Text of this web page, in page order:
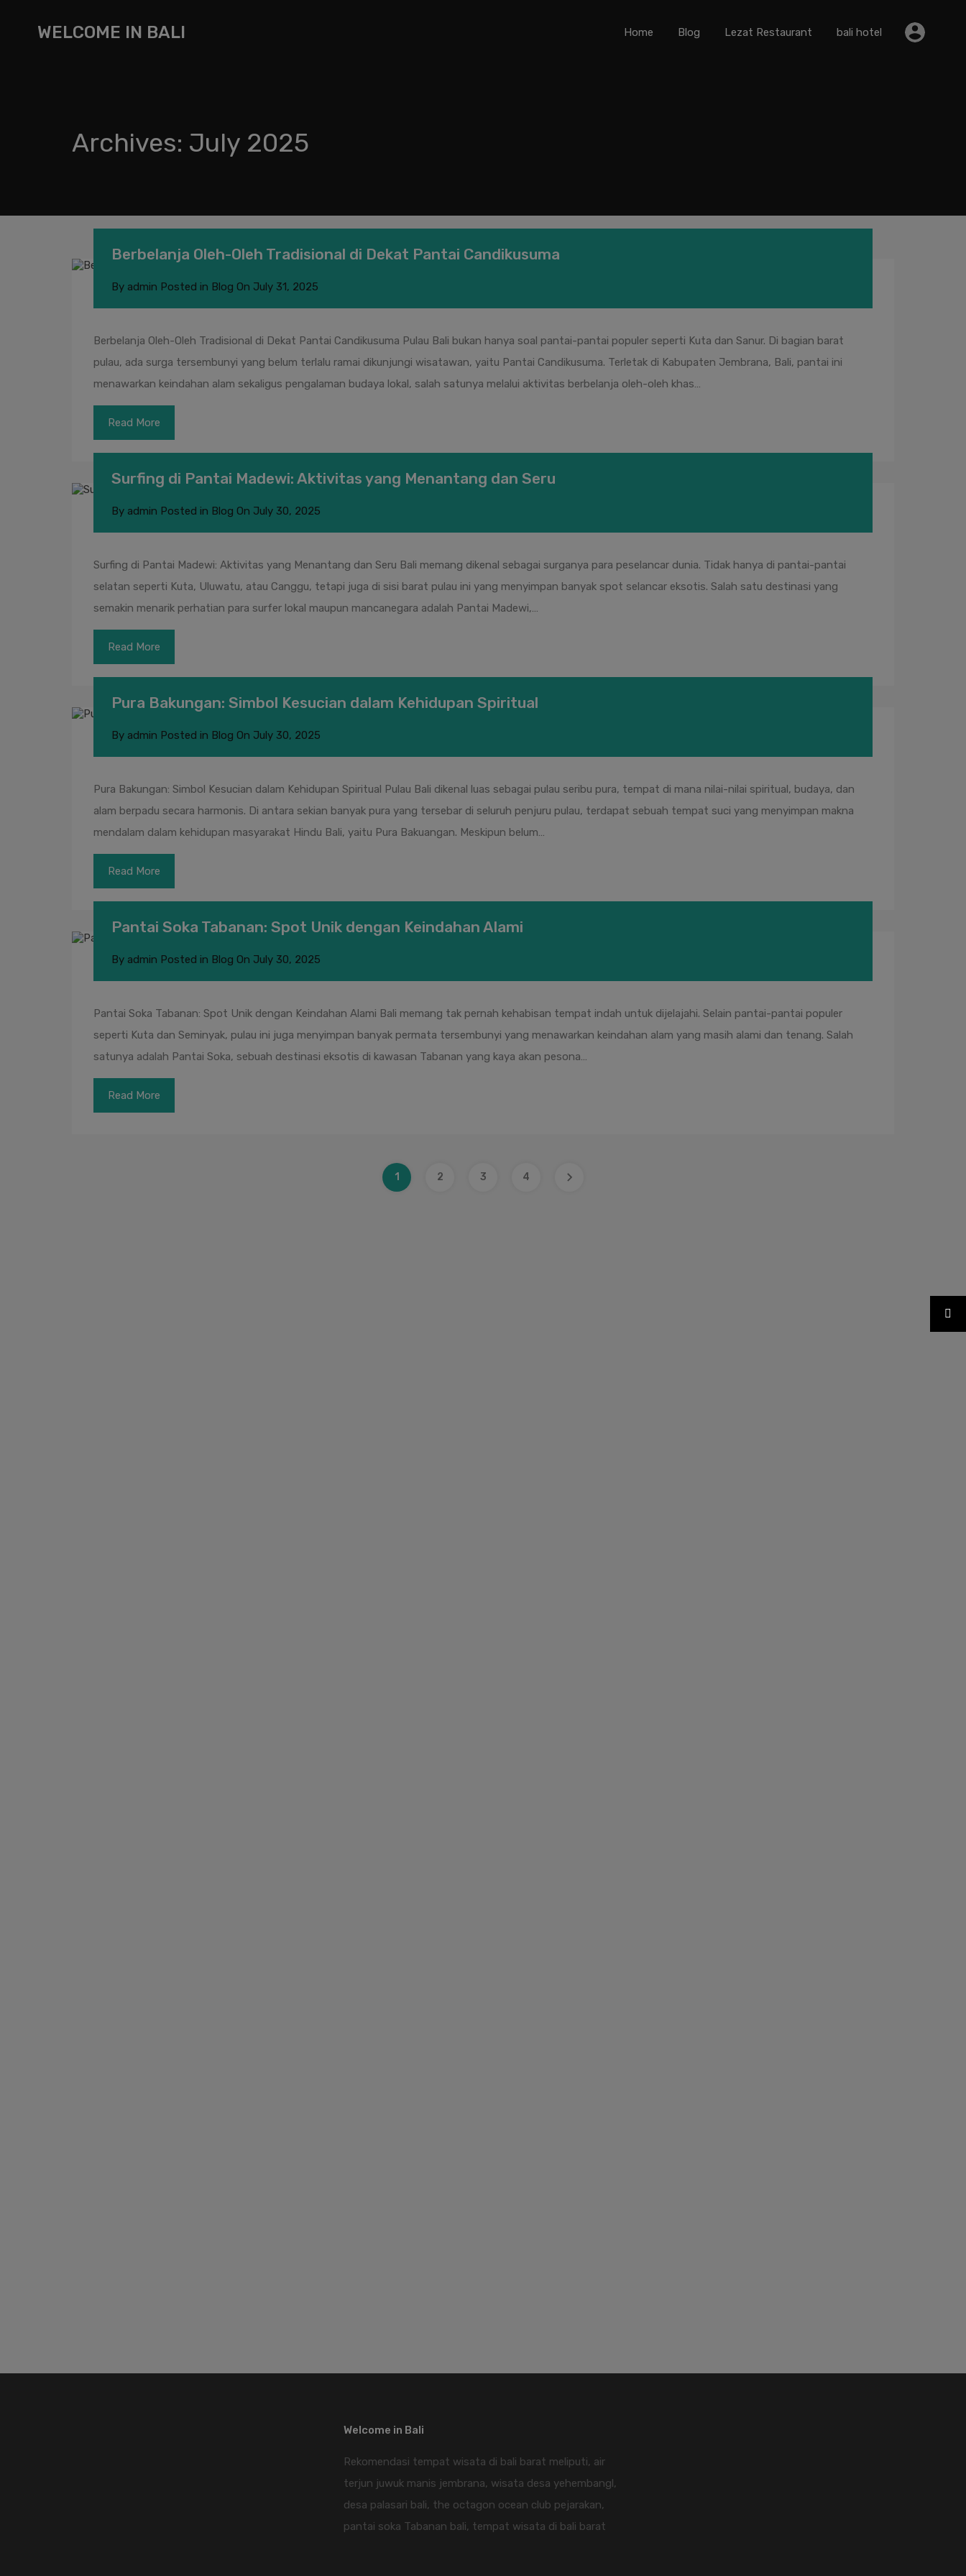
WELCOME IN BALI Home Blog Lezat Restaurant bali hotel
Archives: July 2025
Berbelanja Oleh-Oleh Tradisional di Dekat Pantai Candikusuma
By admin Posted in Blog On July 31, 2025
Berbelanja Oleh-Oleh Tradisional di Dekat Pantai Candikusuma Pulau Bali bukan hanya soal pantai-pantai populer seperti Kuta dan Sanur. Di bagian barat
pulau, ada surga tersembunyi yang belum terlalu ramai dikunjungi wisatawan, yaitu Pantai Candikusuma. Terletak di Kabupaten Jembrana, Bali, pantai ini
menawarkan keindahan alam sekaligus pengalaman budaya lokal, salah satunya melalui aktivitas berbelanja oleh-oleh khas…
Read More
Surfing di Pantai Madewi: Aktivitas yang Menantang dan Seru
By admin Posted in Blog On July 30, 2025
Surfing di Pantai Madewi: Aktivitas yang Menantang dan Seru Bali memang dikenal sebagai surganya para peselancar dunia. Tidak hanya di pantai-pantai
selatan seperti Kuta, Uluwatu, atau Canggu, tetapi juga di sisi barat pulau ini yang menyimpan banyak spot selancar eksotis. Salah satu destinasi yang
semakin menarik perhatian para surfer lokal maupun mancanegara adalah Pantai Madewi,…
Read More
Pura Bakungan: Simbol Kesucian dalam Kehidupan Spiritual
By admin Posted in Blog On July 30, 2025
Pura Bakungan: Simbol Kesucian dalam Kehidupan Spiritual Pulau Bali dikenal luas sebagai pulau seribu pura, tempat di mana nilai-nilai spiritual, budaya, dan
alam berpadu secara harmonis. Di antara sekian banyak pura yang tersebar di seluruh penjuru pulau, terdapat sebuah tempat suci yang menyimpan makna
mendalam dalam kehidupan masyarakat Hindu Bali, yaitu Pura Bakuangan. Meskipun belum…
Read More
Pantai Soka Tabanan: Spot Unik dengan Keindahan Alami
By admin Posted in Blog On July 30, 2025
Pantai Soka Tabanan: Spot Unik dengan Keindahan Alami Bali memang tak pernah kehabisan tempat indah untuk dijelajahi. Selain pantai-pantai populer
seperti Kuta dan Seminyak, pulau ini juga menyimpan banyak permata tersembunyi yang menawarkan keindahan alam yang masih alami dan tenang. Salah
satunya adalah Pantai Soka, sebuah destinasi eksotis di kawasan Tabanan yang kaya akan pesona…
Read More
1 2 3 4
Welcome in Bali
Rekomendasi tempat wisata di bali barat meliputi, air
terjun juwuk manis jembrana, wisata desa yehembangl,
desa palasari bali, the octagon ocean club pejarakan,
pantai soka Tabanan bali, tempat wisata di bali barat